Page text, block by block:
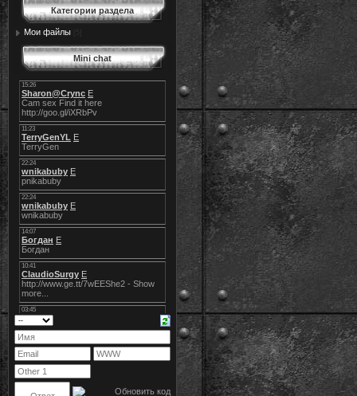
Категории раздела
Мои файлы
Mini chat